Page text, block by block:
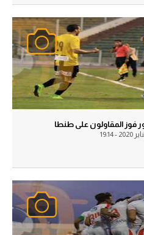
فوز المقاولون على طنطا